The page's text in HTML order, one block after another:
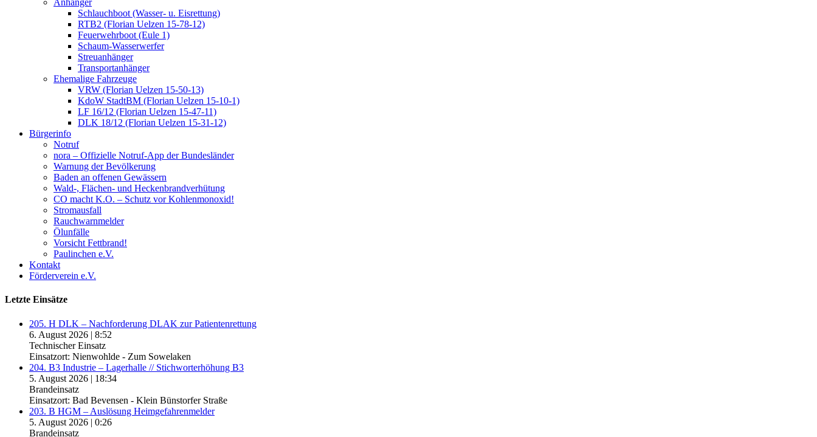
Anhänger
Schlauchboot (Wasser- u. Eisrettung)
RTB2 (Florian Uelzen 15-78-12)
Feuerwehrboot (Eule 1)
Schaum-Wasserwerfer
Streuanhänger
Transportanhänger
Ehemalige Fahrzeuge
VRW (Florian Uelzen 15-50-13)
KdoW StadtBM (Florian Uelzen 15-10-1)
LF 16/12 (Florian Uelzen 15-47-11)
DLK 18/12 (Florian Uelzen 15-31-12)
Bürgerinfo
Notruf
nora – Offizielle Notruf-App der Bundesländer
Warnung der Bevölkerung
Baden an offenen Gewässern
Wald-, Flächen- und Heckenbrandverhütung
CO macht K.O. – Schutz vor Kohlenmonoxid!
Stromausfall
Rauchwarnmelder
Ölunfälle
Vorsicht Fettbrand!
Paulinchen e.V.
Kontakt
Förderverein e.V.
Letzte Einsätze
205. H DLK – Nachforderung DLAK zur Patientenrettung
6. August 2026 | 8:52
Technischer Einsatz
Einsatzort: Nienwohlde - Zum Sowelaken
204. B3 Industrie – Lagerhalle // Stichworterhöhung B3
5. August 2026 | 18:34
Brandeinsatz
Einsatzort: Bad Bevensen - Klein Bünstorfer Straße
203. B HGM – Auslösung Heimgefahrenmelder
5. August 2026 | 0:26
Brandeinsatz